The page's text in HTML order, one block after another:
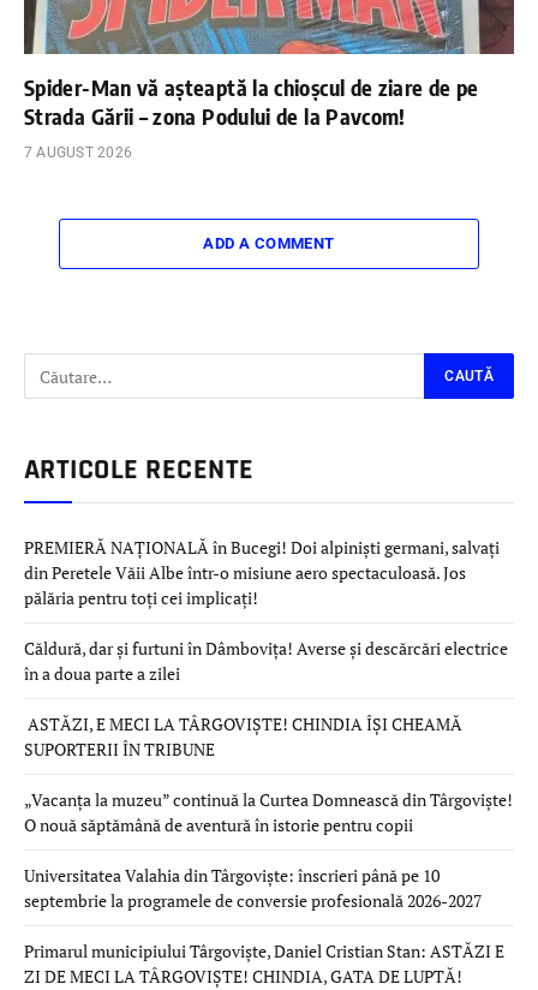
Spider-Man vă așteaptă la chioșcul de ziare de pe
Strada Gării – zona Podului de la Pavcom!
7 AUGUST 2026
ADD A COMMENT
ARTICOLE RECENTE
PREMIERĂ NAȚIONALĂ în Bucegi! Doi alpiniști germani, salvați
din Peretele Văii Albe într-o misiune aero spectaculoasă. Jos
pălăria pentru toți cei implicați!
Căldură, dar și furtuni în Dâmbovița! Averse și descărcări electrice
în a doua parte a zilei
ASTĂZI, E MECI LA TÂRGOVIȘTE! CHINDIA ÎȘI CHEAMĂ
SUPORTERII ÎN TRIBUNE
„Vacanța la muzeu” continuă la Curtea Domnească din Târgoviște!
O nouă săptămână de aventură în istorie pentru copii
Universitatea Valahia din Târgoviște: înscrieri până pe 10
septembrie la programele de conversie profesională 2026-2027
Primarul municipiului Târgoviște, Daniel Cristian Stan: ASTĂZI E
ZI DE MECI LA TÂRGOVIȘTE! CHINDIA, GATA DE LUPTĂ!